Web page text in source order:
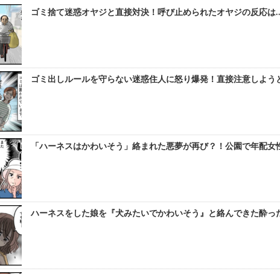
ゴミ捨て迷惑オヤジと直接対決！呼び止められたオヤジの反応
ゴミ出しルールを守らない迷惑住人に怒り爆発！直接注意しよ
「ハーネスはかわいそう」絡まれた悪夢が再び？！公園で年
ハーネスをした娘を『犬みたいでかわいそう』と絡んできた酔